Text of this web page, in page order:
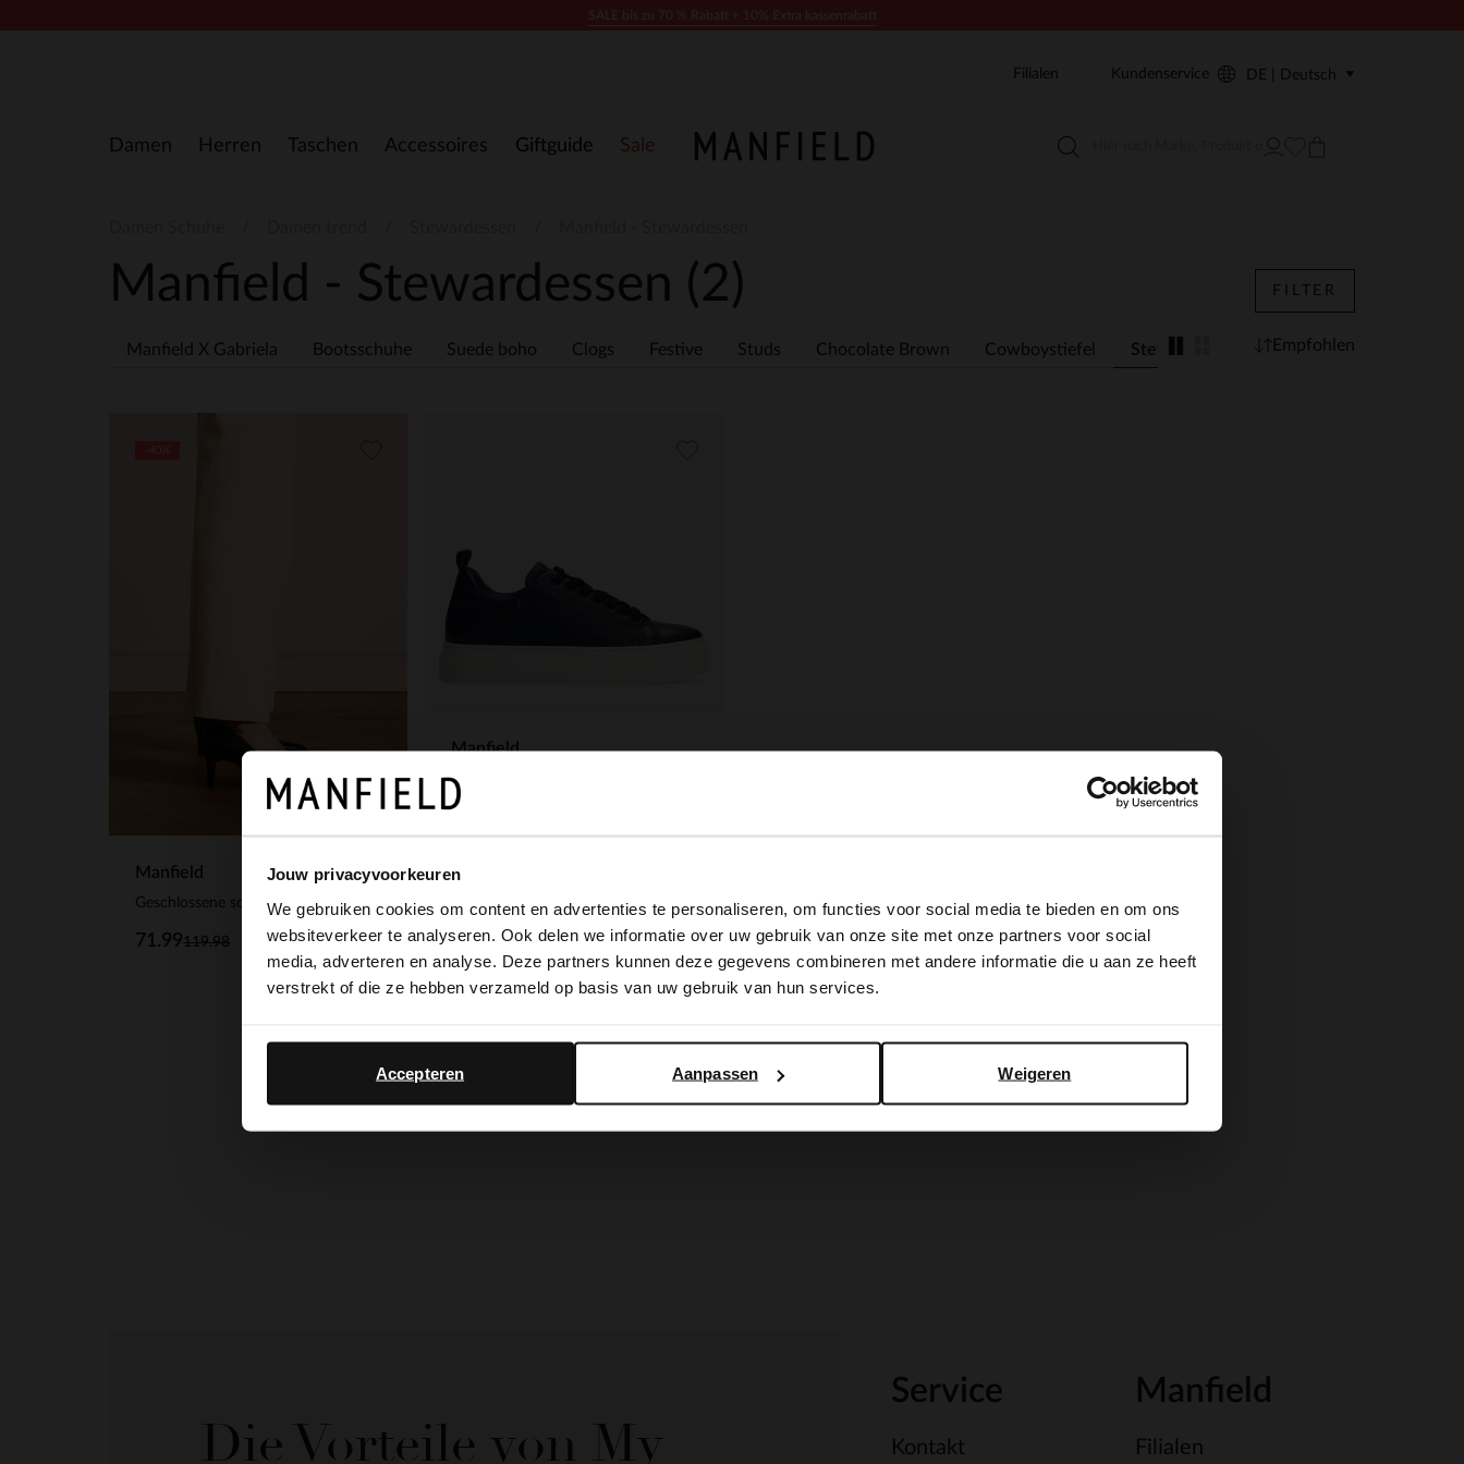
Jouw privacyvoorkeuren
We gebruiken cookies om content en advertenties te personaliseren, om functies voor social media te bieden en om ons
websiteverkeer te analyseren. Ook delen we informatie over uw gebruik van onze site met onze partners voor social
media, adverteren en analyse. Deze partners kunnen deze gegevens combineren met andere informatie die u aan ze heeft
verstrekt of die ze hebben verzameld op basis van uw gebruik van hun services.
Weigeren
Aanpassen
Accepteren
Damen Herren Taschen Accessoires Giftguide Sale
Filialen Kundenservice DE | Deutsch
Manfield - Stewardessen (2)
Manfield X Gabriela Bootsschuhe Suede boho Clogs Festive Studs Chocolate Brown Cowboystiefel Stewardessen Animal Print
FILTER
Empfohlen
Manfield
Geschlossene schwarze Lederpumps
119.98
71.99
Manfield
Dunkelblaue Ledersneaker
Die Vorteile von My
Service
Kontakt
Manfield
Filialen
×
It looks like your language isn't Dutch. Would you like to